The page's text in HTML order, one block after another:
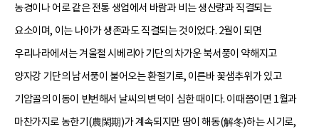
농경이나 어로 같은 전통 생업에서 바람과 비는 생산량과 직결되는
요소이며, 이는 나아가 생존과도 직결되는 것이었다. 2월이 되면
우리나라에서는 겨울철 시베리아 기단의 차가운 북서풍이 약해지고
양자강 기단의 남서풍이 불어오는 환절기로, 이른바 꽃샘추위가 있고
기압골의 이동이 빈번해서 날씨의 변덕이 심한 때이다. 이때쯤이면 1월과
마찬가지로 농한기(農閑期)가 계속되지만 땅이 해동(解冬)하는 시기로,